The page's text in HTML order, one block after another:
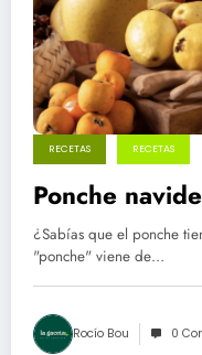
RECETAS RECETAS
Ponche
¿Sabías que el ponche
"ponche" viene de…
Rocío Bou 0